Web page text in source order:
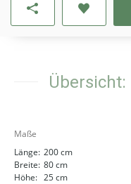
Übersicht:
Maße
Länge: 200 cm
Breite: 80 cm
Höhe: 25 cm